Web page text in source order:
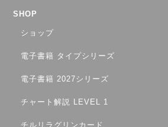
SHOP
ショップ
電子書籍 タイプシリーズ
電子書籍 2027シリーズ
チャート解説 LEVEL 1
チルリラグリンカード